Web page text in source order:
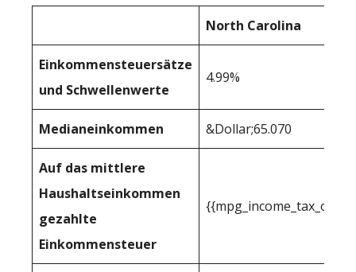
North Carolina
Einkommensteuersätze
und Schwellenwerte
4.99%
Medianeinkommen &Dollar;65.070
Auf das mittlere
Haushaltseinkommen
gezahlte
Einkommensteuer